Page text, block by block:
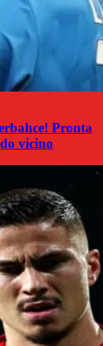
Pronta
vicino